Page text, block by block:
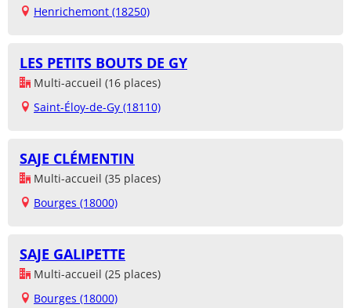
Henrichemont (18250)
LES PETITS BOUTS DE GY
Multi-accueil (16 places)
Saint-Éloy-de-Gy (18110)
SAJE CLÉMENTIN
Multi-accueil (35 places)
Bourges (18000)
SAJE GALIPETTE
Multi-accueil (25 places)
Bourges (18000)